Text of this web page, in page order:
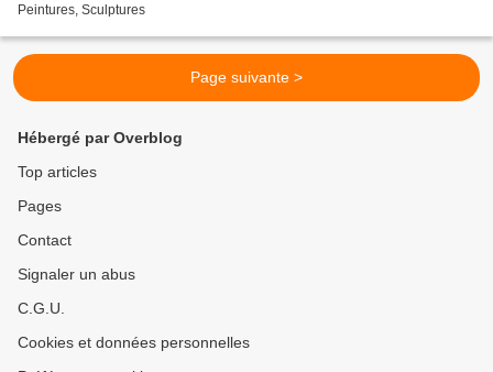
Peintures, Sculptures
Page suivante >
Hébergé par Overblog
Top articles
Pages
Contact
Signaler un abus
C.G.U.
Cookies et données personnelles